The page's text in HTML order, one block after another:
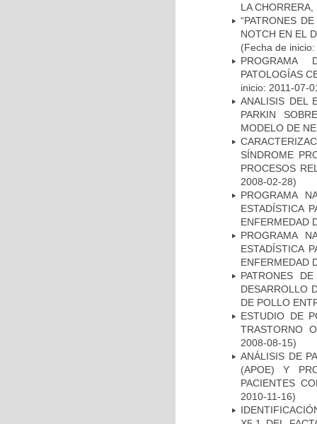
LA
“PATRONES
NOTCH EN EL
(Fecha de
PROGRAMA
PATOLOGÍAS
inicio: 2011-07-
ANALISIS DEL
PARKIN
MODELO DE
SÍNDROME
PROCESOS
2008-02-28)
PROGRAMA
ESTADÍSTICA
ENFERMEDAD
PROGRAMA
ESTADÍSTICA
ENFERMEDAD
PATRONES
DESARROLLO
DE POLLO
ESTUDIO DE
TRASTORNO
2008-08-15)
ANÁLISIS DE
(APOE) Y
PACIENTES
2010-11-16)